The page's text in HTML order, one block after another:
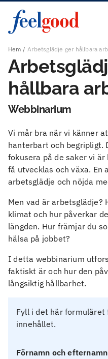
Hem Arbetsglädje ger hållbara
hållbara
Webbinarium
Vi mår bra när vi känner
hanterbart och begripligt.
fokusera på de saker vi
få utvecklas och växa. En
arbetsglädje och nöjda
Men vad är arbetsglädje?
klimat och hur påverkar
längden. Hur främjar du
hälsa på jobbet?
I detta webbinarium
faktiskt är och hur den
långsiktig hållbarhet.
Fyll i det här
innehållet.
Förnamn och efternamn